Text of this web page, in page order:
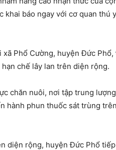
báo ngay với cơ quan
Phổ Cường, huyện Đức Phổ,
chế lây lan trên diện rộng.
chăn nuôi, nơi tập trung
hành phun thuốc sát trùng
diện rộng, huyện Đức Phổ